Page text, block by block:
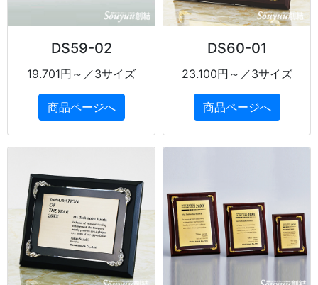
DS59-02
19.701円～／3サイズ
商品ページへ
DS60-01
23.100円～／3サイズ
商品ページへ